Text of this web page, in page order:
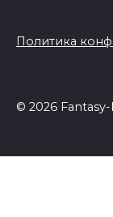
Политика
© 2026